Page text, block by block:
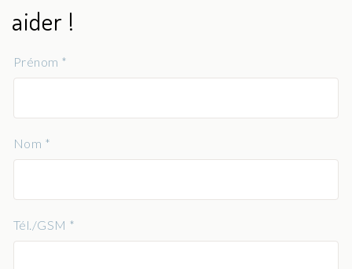
aider !
Prénom *
Nom *
Tél./GSM *